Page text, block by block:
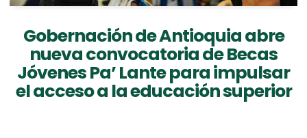
Gobernación de Antioquia abre
nueva convocatoria de Becas
Jóvenes Pa’ Lante para impulsar
el acceso a la educación superior